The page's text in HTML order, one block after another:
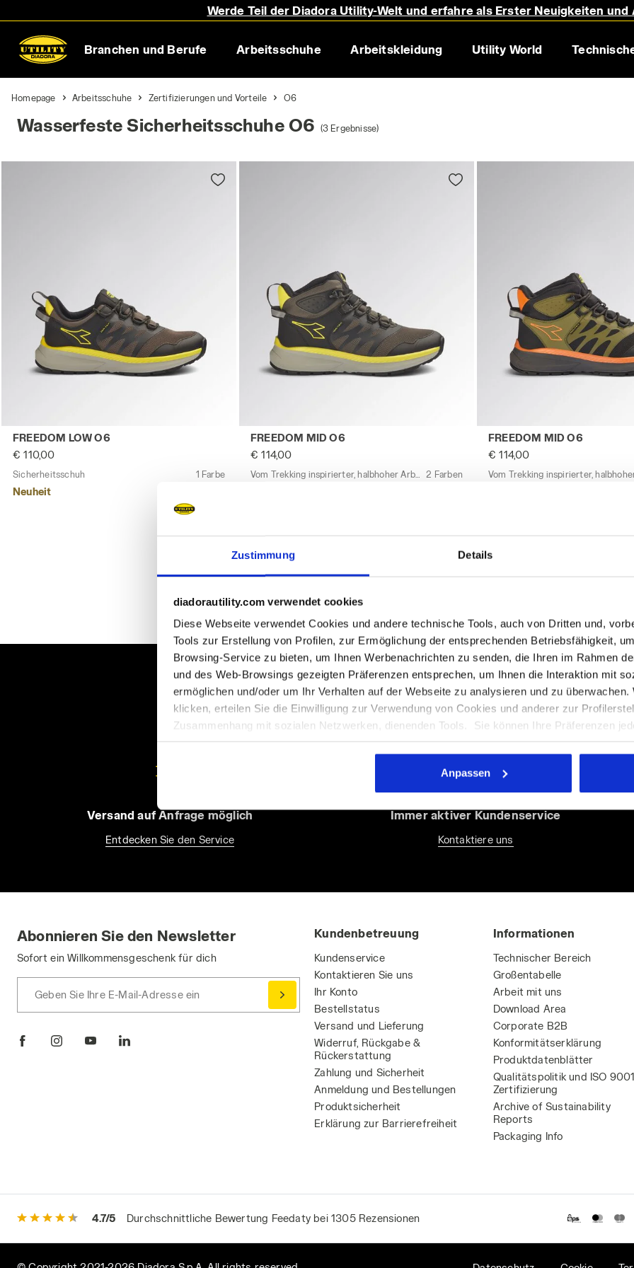
Zustimmung Details
diadorautility.com verwendet cookies
Diese Webseite verwendet Cookies und andere technische Tools, auch von Dritten und,
Tools zur Erstellung von Profilen, zur Ermöglichung der entsprechenden Betriebsfähigkeit,
Browsing-Service zu bieten, um Ihnen Werbenachrichten zu senden, die Ihren im Rahmen
und des Web-Browsings gezeigten Präferenzen entsprechen, um Ihnen die Interaktion mit
ermöglichen und/oder um Ihr Verhalten auf der Webseite zu analysieren und zu überwachen.
klicken, erteilen Sie die Einwilligung zur Verwendung von Cookies und anderer zur
Zusammenhang mit sozialen Netzwerken, dienenden Tools. Sie können Ihre Präferenzen
Einwilligung widerrufen, indem Sie auf "Personalisieren" klicken (diese Option ist auch in der
Standardeinstellungen und somit ohne Cookies und anderer Tracking-Tools als jene
können die erweiterte Cookie-Information einsehen, indem Sie den folgendenLink anklicken.
Anpassen
Werde Teil der Diadora Utility-Welt und erfahre als Erster Neuigkeiten und
Branchen und Berufe Arbeitsschuhe Arbeitskleidung Utility World
Homepage Arbeitsschuhe Zertifizierungen und Vorteile O6
Wasserfeste Sicherheitsschuhe O6 (3 Ergebnisse)
Sicherheitsschuh FREEDOM LOW O6 SCHECKIGE/GELB UTILITY - Utility
FREEDOM LOW O6
€ 110,00
Sicherheitsschuh 1 Farbe
Neuheit
Vom Trekking inspirierter, halbhoher Arbeitsschuh ohne Schutzelemente
FREEDOM MID O6
€ 114,00
2 Farben
Vom Trekking inspirierter,
FREEDOM MID O6
€ 114,00
Einige unserer
Versand auf Anfrage möglich
Entdecken Sie den Service
Immer aktiver Kundenservice
Kontaktiere uns
Abonnieren Sie den Newsletter
Sofort ein Willkommensgeschenk für dich
Geben Sie Ihre E-Mail-Adresse ein
Kundenbetreuung
Kundenservice
Kontaktieren Sie uns
Ihr Konto
Bestellstatus
Versand und Lieferung
Widerruf, Rückgabe &
Rückerstattung
Zahlung und Sicherheit
Anmeldung und Bestellungen
Produktsicherheit
Erklärung zur Barrierefreiheit
Informationen
Technischer Bereich
Großentabelle
Arbeit mit uns
Download Area
Corporate B2B
Konformitätserklärung
Produktdatenblätter
Qualitätspolitik und ISO 9001
Zertifizierung
Archive of Sustainability
Reports
Packaging Info
4.7/5 Durchschnittliche Bewertung Feedaty bei 1305 Rezensionen